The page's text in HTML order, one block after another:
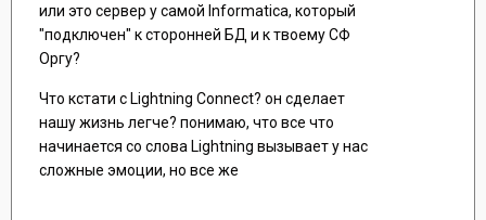
или это сервер у самой Informatica, который
"подключен" к сторонней БД и к твоему СФ
Оргу?
Что кстати с Lightning Connect? он сделает
нашу жизнь легче? понимаю, что все что
начинается со слова Lightning вызывает у нас
сложные эмоции, но все же